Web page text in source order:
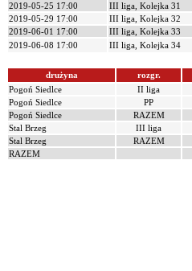
2019-05-25 17:00
III liga, Kolejka 31
2019-05-29 17:00
III liga, Kolejka 32
2019-06-01 17:00
III liga, Kolejka 33
2019-06-08 17:00
III liga, Kolejka 34
drużyna rozgr.
Pogoń Siedlce
II liga
Pogoń Siedlce
PP
Pogoń Siedlce
RAZEM
Stal Brzeg
III liga
Stal Brzeg
RAZEM
RAZEM